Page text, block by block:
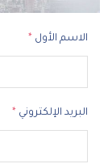
الاسم الأول *
البريد الإلكتروني *